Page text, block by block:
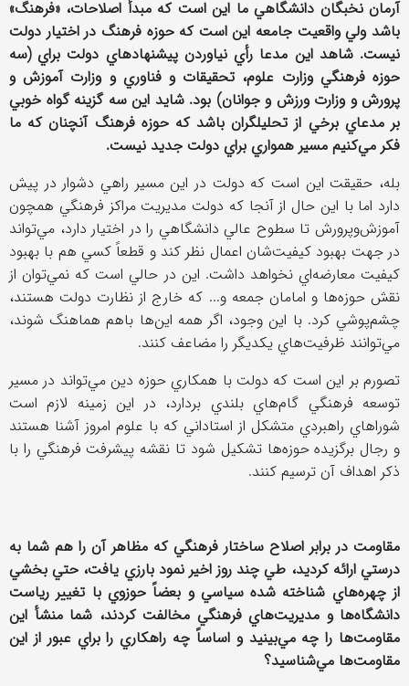
آرمان نخبگان دانشگاهي ما اين است كه مبدأ اصلاحات، «فرهنگ»
باشد ولي واقعيت جامعه اين است كه حوزه فرهنگ در اختيار دولت
نيست. شاهد اين مدعا رأي نياوردن پيشنهادهاي دولت براي (سه
حوزه فرهنگي وزارت علوم، تحقيقات و فناوري و وزارت آموزش و
پرورش و وزارت ورزش و جوانان) بود. شايد اين سه گزينه گواه خوبي
بر مدعاي برخي از تحليلگران باشد كه حوزه فرهنگ آنچنان كه ما
فكر مي‌كنيم مسير همواري براي دولت جديد نيست.
بله، حقيقت اين است كه دولت در اين مسير راهي دشوار در پيش
دارد اما با اين حال از آنجا كه دولت مديريت مراكز فرهنگي همچون
آموزش‌وپرورش تا سطوح عالي دانشگاهي را در اختيار دارد، مي‌تواند
در جهت بهبود كيفيت‌شان اعمال نظر كند و قطعاً كسي هم با بهبود
كيفيت معارضه‌اي نخواهد داشت. اين در حالي است كه نمي‌توان از
نقش حوزه‌ها و امامان جمعه و... كه خارج از نظارت دولت هستند،
چشم‌پوشي كرد. با اين وجود، اگر همه اين‌ها باهم هماهنگ شوند،
مي‌توانند ظرفيت‌هاي يكديگر را مضاعف كنند.
تصورم بر اين است كه دولت با همكاري حوزه دين مي‌تواند در مسير
توسعه ‌فرهنگي گام‌هاي بلندي بردارد، در اين زمينه لازم ‌است
شوراهاي راهبردي متشكل از استاداني كه با علوم امروز آشنا هستند
و رجال برگزيده حوزه‌ها تشكيل شود تا نقشه پيشرفت فرهنگي را با
ذكر اهداف آن ترسيم كنند.
مقاومت در برابر اصلاح ساختار فرهنگي كه مظاهر آن را هم شما به
درستي ارائه كرديد، طي چند روز اخیر نمود بارزي يافت، حتي بخشي
از چهره‌هاي شناخته شده سياسي و بعضاً حوزوي با تغيير رياست
دانشگاه‌ها و مديريت‌هاي فرهنگي مخالفت كردند، شما منشأ اين
مقاومت‌ها را چه مي‌بينيد و اساساً چه راهكاري را براي عبور از اين
مقاومت‌ها مي‌شناسيد؟